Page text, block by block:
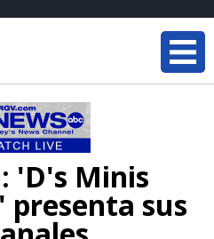
'D's Minis
presenta sus